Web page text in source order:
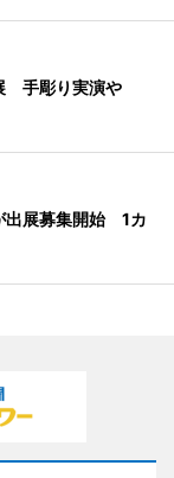
手彫り実演や
出展募集開始 1カ